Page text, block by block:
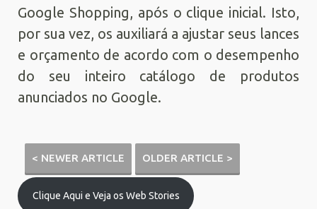
Google Shopping, após o clique inicial. Isto,
por sua vez, os auxiliará a ajustar seus lances
e orçamento de acordo com o desempenho
do seu inteiro catálogo de produtos
anunciados no Google.
< NEWER ARTICLE OLDER ARTICLE >
Clique Aqui e Veja os Web Stories